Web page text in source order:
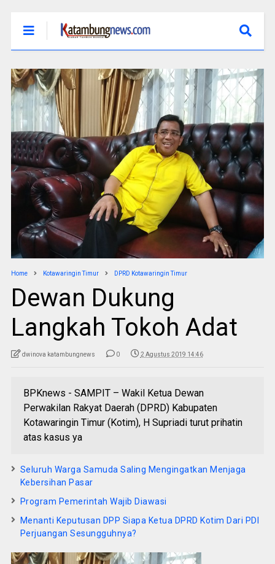
Home Kotawaringin Timur DPRD Kotawaringin Timur
Dewan Dukung
Langkah Tokoh Adat
dwinova katambungnews 0 2 Agustus 2019 14:46
BPKnews - SAMPIT – Wakil Ketua Dewan
Perwakilan Rakyat Daerah (DPRD) Kabupaten
Kotawaringin Timur (Kotim), H Supriadi turut prihatin
atas kasus ya
Seluruh Warga Samuda Saling Mengingatkan Menjaga
Kebersihan Pasar
Program Pemerintah Wajib Diawasi
Menanti Keputusan DPP Siapa Ketua DPRD Kotim Dari PDI
Perjuangan Sesungguhnya?